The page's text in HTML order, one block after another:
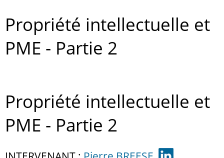
Propriété intellectuelle et
PME - Partie 2
Propriété intellectuelle et
PME - Partie 2